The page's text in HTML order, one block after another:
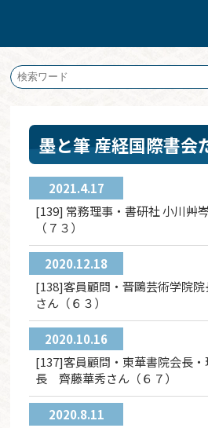
墨と筆 産経国際書会
2021.4.17
[139] 常務理事・書研社 小川艸
（７３）
2020.12.18
[138]客員顧問・晋鷗芸術学院
さん（６３）
2020.10.16
[137]客員顧問・東華書院会長
長 齊藤華秀さん（６７）
2020.8.11